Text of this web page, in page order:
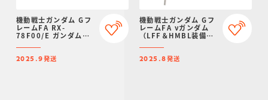
機動戦士ガンダム Gフ
レームFA RX-
78F00/E ガンダム
限定】
2025.9発送
機動戦士ガンダム Gフ
レームFA νガンダム
（LFF＆HMBL装備）
限定】
2025.8発送